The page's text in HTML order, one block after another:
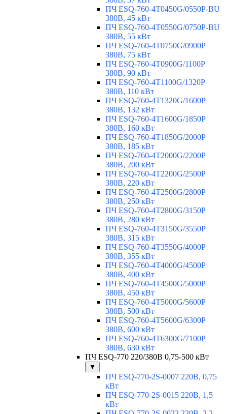
ПЧ ESQ-760-4T0450G/0550P-BU
380В, 45 кВт
ПЧ ESQ-760-4T0550G/0750P-BU
380В, 55 кВт
ПЧ ESQ-760-4T0750G/0900P
380В, 75 кВт
ПЧ ESQ-760-4T0900G/1100P
380В, 90 кВт
ПЧ ESQ-760-4T1100G/1320P
380В, 110 кВт
ПЧ ESQ-760-4T1320G/1600P
380В, 132 кВт
ПЧ ESQ-760-4T1600G/1850P
380В, 160 кВт
ПЧ ESQ-760-4T1850G/2000P
380В, 185 кВт
ПЧ ESQ-760-4T2000G/2200P
380В, 200 кВт
ПЧ ESQ-760-4T2200G/2500P
380В, 220 кВт
ПЧ ESQ-760-4T2500G/2800P
380В, 250 кВт
ПЧ ESQ-760-4T2800G/3150P
380В, 280 кВт
ПЧ ESQ-760-4T3150G/3550P
380В, 315 кВт
ПЧ ESQ-760-4T3550G/4000P
380В, 355 кВт
ПЧ ESQ-760-4T4000G/4500P
380В, 400 кВт
ПЧ ESQ-760-4T4500G/5000P
380В, 450 кВт
ПЧ ESQ-760-4T5000G/5600P
380В, 500 кВт
ПЧ ESQ-760-4T5600G/6300P
380В, 600 кВт
ПЧ ESQ-760-4T6300G/7100P
380В, 630 кВт
ПЧ ESQ-770 220/380В 0,75-500 кВт
▼
ПЧ ESQ-770-2S-0007 220В, 0,75
кВт
ПЧ ESQ-770-2S-0015 220В, 1,5
кВт